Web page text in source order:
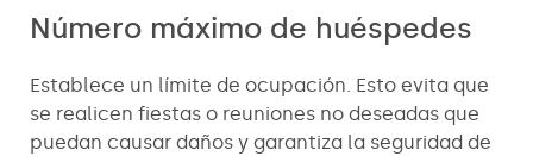
Número máximo de huéspedes
Establece un límite de ocupación. Esto evita que
se realicen fiestas o reuniones no deseadas que
puedan causar daños y garantiza la seguridad de